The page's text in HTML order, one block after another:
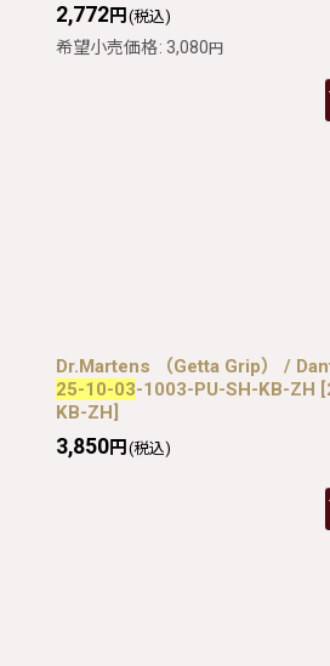
2,772円 (税込)
希望小売価格: 3,080円
Dr.Martens （Getta Grip） /
25-10-03-1003-PU-SH-KB-ZH [
KB-ZH]
3,850円 (税込)